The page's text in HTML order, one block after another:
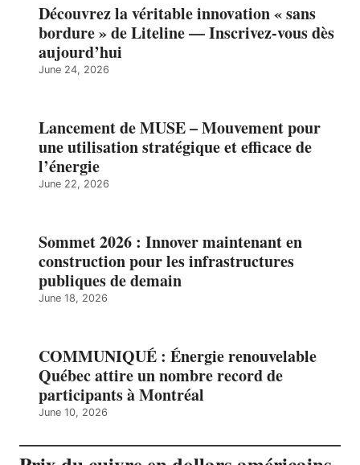
Découvrez la véritable innovation « sans
bordure » de Liteline — Inscrivez-vous dès
aujourd’hui
June 24, 2026
Lancement de MUSE – Mouvement pour
une utilisation stratégique et efficace de
l’énergie
June 22, 2026
Sommet 2026 : Innover maintenant en
construction pour les infrastructures
publiques de demain
June 18, 2026
COMMUNIQUÉ : Énergie renouvelable
Québec attire un nombre record de
participants à Montréal
June 10, 2026